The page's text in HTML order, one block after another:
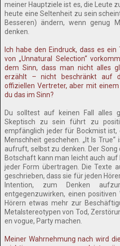
meiner Hauptziele ist es, die Leute
heute eine Seltenheit zu sein
Besseren) ändern, wenn genug
denken.
Ich habe den Eindruck, dass es
von „Unnatural Selection“
dem Sinn, dass man nicht alles
erzählt – nicht beschränkt auf
offiziellen Vertreter, aber mit
du das im Sinn?
Du solltest auf keinen Fall alles
Skeptisch zu sein führt zu
empfänglich jeder für Bockmist
Menschheit geschehen. „It Is
aufruft, selbst zu denken. Der Song
Botschaft kann man leicht auch auf
jeder Form übertragen. Die Texte
geschrieben, dass sie für jeden
Intention, zum Denken
entgegenzuwirken, einen
Hörern etwas mehr zur
Metalstereotypen von Tod,
en vogue, Party machen.
Meiner Wahrnehmung nach wird